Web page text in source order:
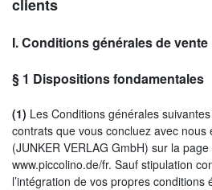
clients
I. Conditions générales de vente
§ 1 Dispositions fondamentales
(1) Les Conditions générales
contrats que vous concluez avec nous
(JUNKER VERLAG GmbH) sur la
www.piccolino.de/fr. Sauf stipulation
l’intégration de vos propres conditions